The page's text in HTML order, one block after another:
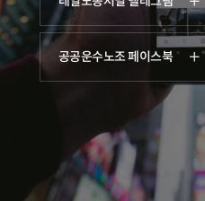
공공운수노조 페이스북